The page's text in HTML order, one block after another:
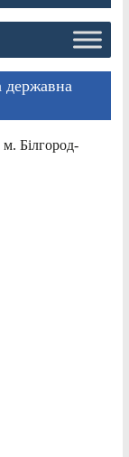
державна
Білгород-